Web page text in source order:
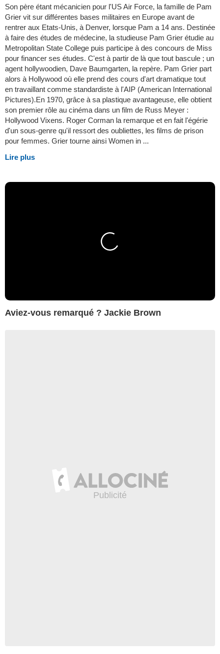
Son père étant mécanicien pour l'US Air Force, la famille de Pam
Grier vit sur différentes bases militaires en Europe avant de
rentrer aux Etats-Unis, à Denver, lorsque Pam a 14 ans. Destinée
à faire des études de médecine, la studieuse Pam Grier étudie au
Metropolitan State College puis participe à des concours de Miss
pour financer ses études. C'est à partir de là que tout bascule ; un
agent hollywoodien, Dave Baumgarten, la repère. Pam Grier part
alors à Hollywood où elle prend des cours d'art dramatique tout
en travaillant comme standardiste à l'AIP (American International
Pictures).En 1970, grâce à sa plastique avantageuse, elle obtient
son premier rôle au cinéma dans un film de Russ Meyer :
Hollywood Vixens. Roger Corman la remarque et en fait l'égérie
d'un sous-genre qu'il ressort des oubliettes, les films de prison
pour femmes. Grier tourne ainsi Women in ...
Lire plus
Aviez-vous remarqué ? Jackie Brown